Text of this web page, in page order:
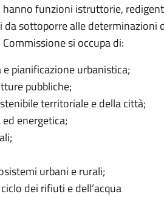
hanno funzioni istruttorie,
sottoporre alle determinazioni
si occupa di:
pianificazione urbanistica;
pubbliche;
territoriale e della città;
energetica;
urbani e rurali;
dei rifiuti e dell’acqua